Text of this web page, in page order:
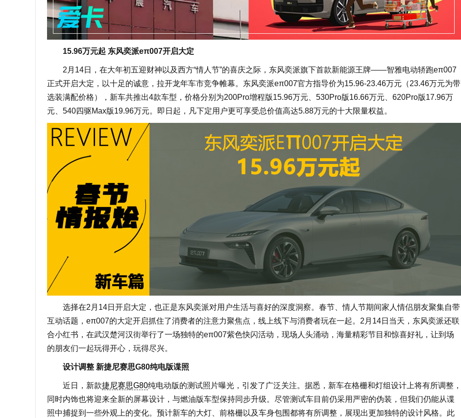
15.96万元起 东风奕派eπ007开启大定
2月14日，在大年初五迎财神以及西方“情人节”的喜庆之际，东风奕派旗下首款新能源王牌——智雅电动轿跑eπ007
正式开启大定，以十足的诚意，拉开龙年车市竞争帷幕。东风奕派eπ007官方指导价为15.96-23.46万元（23.46万元为带
选装满配价格），新车共推出4款车型，价格分别为200Pro增程版15.96万元、530Pro版16.66万元、620Pro版17.96万
元、540四驱Max版19.96万元。即日起，凡下定用户更可享受总价值高达5.88万元的十大限量权益。
选择在2月14日开启大定，也正是东风奕派对用户生活与喜好的深度洞察。春节、情人节期间家人情侣朋友聚集自带
互动话题，eπ007的大定开启抓住了消费者的注意力聚焦点，线上线下与消费者玩在一起。2月14日当天，东风奕派还联
合小红书，在武汉楚河汉街举行了一场独特的eπ007紫色快闪活动，现场人头涌动，海量精彩节目和惊喜好礼，让到场
的朋友们一起玩得开心，玩得尽兴。
设计调整 新捷尼赛思G80纯电版谍照
近日，新款捷尼赛思G80纯电动版的测试照片曝光，引发了广泛关注。据悉，新车在格栅和灯组设计上将有所调整，
同时内饰也将迎来全新的屏幕设计，与燃油版车型保持同步升级。尽管测试车目前仍采用严密的伪装，但我们仍能从谍
照中捕捉到一些外观上的变化。预计新车的大灯、前格栅以及车身包围都将有所调整，展现出更加独特的设计风格。此